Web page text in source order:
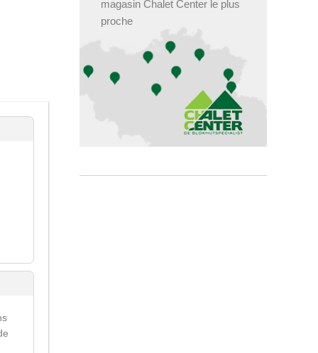
magasin Chalet Center le plus
proche